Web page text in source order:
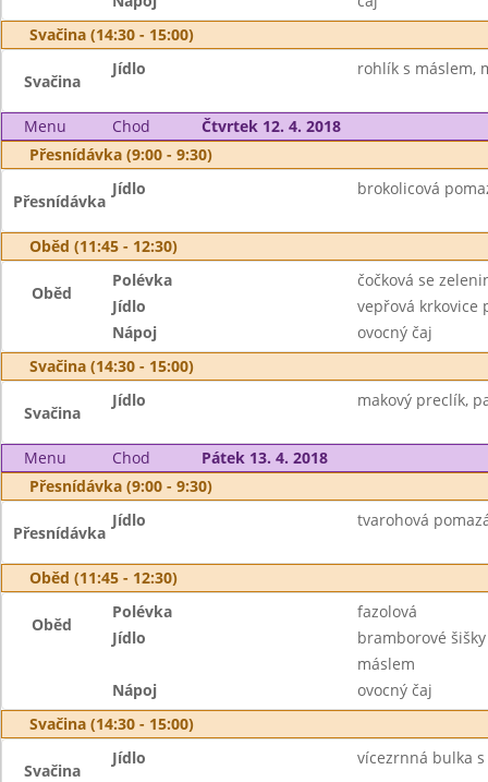
Svačina (14:30 - 15:00)
Svačina
Jídlo rohlík s máslem,
Menu Chod
Čtvrtek 12. 4. 2018
Přesnídávka (9:00 - 9:30)
Přesnídávka
Jídlo brokolicová
Oběd (11:45 - 12:30)
Oběd
Polévka
čočková se
Jídlo
vepřová krkovice
Nápoj
ovocný čaj
Svačina (14:30 - 15:00)
Svačina
Jídlo makový preclík,
Menu Chod
Pátek 13. 4. 2018
Přesnídávka (9:00 - 9:30)
Přesnídávka
Jídlo tvarohová
Oběd (11:45 - 12:30)
Oběd
Polévka
fazolová
Jídlo
bramborové
máslem
Nápoj
ovocný čaj
Svačina (14:30 - 15:00)
Svačina
Jídlo vícezrnná bulka